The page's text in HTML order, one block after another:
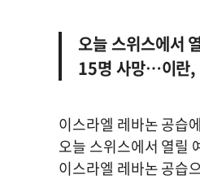
오늘 스위스에서
15명 사망…이란,
이스라엘 레바논 공습
오늘 스위스에서 열릴
이스라엘 레바논 공습